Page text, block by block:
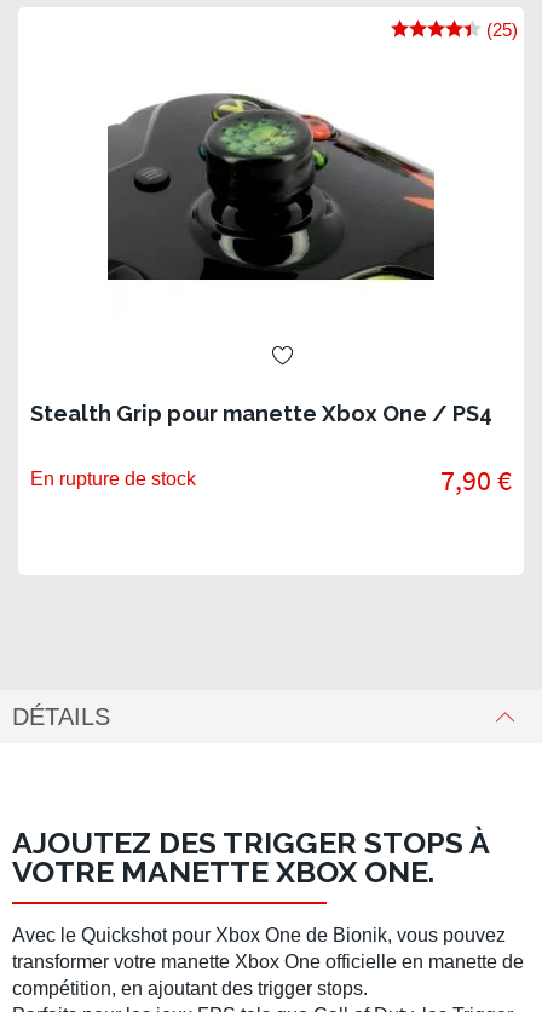
Stealth Grip pour manette Xbox One / PS4
(25)
En rupture de stock 7,90 €
DÉTAILS
AJOUTEZ DES TRIGGER STOPS À
VOTRE MANETTE XBOX ONE.
Avec le Quickshot pour Xbox One de Bionik, vous pouvez
transformer votre manette Xbox One officielle en manette de
compétition, en ajoutant des trigger stops.